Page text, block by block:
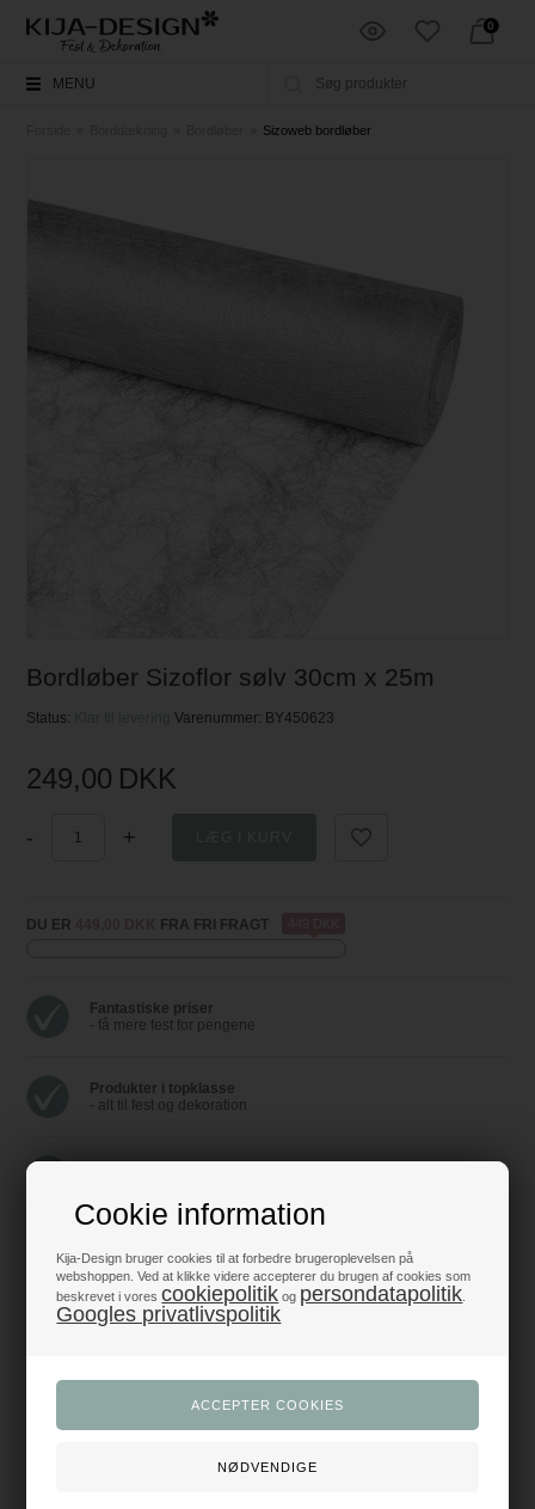
Cookie information
Kija-Design bruger cookies til at forbedre brugeroplevelsen på
webshoppen. Ved at klikke videre accepterer du brugen af cookies som
beskrevet i vorescookiepolitik og persondatapolitik
Googles privatlivspolitik
0
MENU
Sizoweb bordløber
Bordløber Sizoflor sølv 30cm x 25m
Status: Klar til leveringVarenummer: BY450623
249,00 DKK
- +
DU ER FRA FRI FRAGT
Fantastiske priser
- få mere fest for pengene
Produkter i topklasse
- alt til fest og dekoration
- med hurtig levering
måler 30 cm i bredden, og der er 25 meter på rullen. Det er nok til et meget
langt bord eller flere sammensatte eller enkeltstående borde.
hvordan det tilfældigt vævede mønster i bordløberen rigtig kommer til